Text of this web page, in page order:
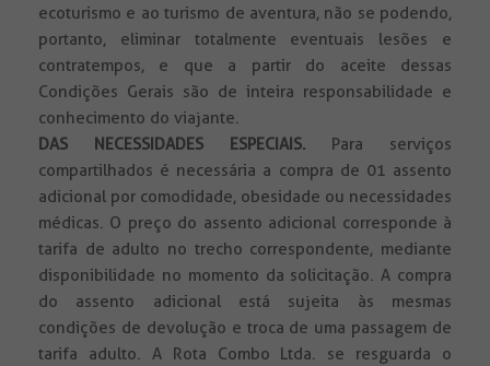
ecoturismo e ao turismo de aventura, não se podendo,
portanto, eliminar totalmente eventuais lesões e
contratempos, e que a partir do aceite dessas
Condições Gerais são de inteira responsabilidade e
conhecimento do viajante.
DAS NECESSIDADES ESPECIAIS. Para serviços
compartilhados é necessária a compra de 01 assento
adicional por comodidade, obesidade ou necessidades
médicas. O preço do assento adicional corresponde à
tarifa de adulto no trecho correspondente, mediante
disponibilidade no momento da solicitação. A compra
do assento adicional está sujeita às mesmas
condições de devolução e troca de uma passagem de
tarifa adulto. A Rota Combo Ltda. se resguarda o